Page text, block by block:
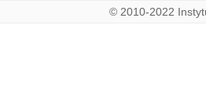
© 2010-2022